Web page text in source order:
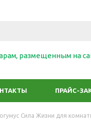
размещенным на
ПРАЙС-
Сила Жизни для